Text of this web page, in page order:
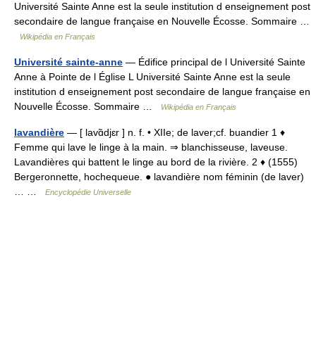
Université Sainte Anne est la seule institution d enseignement post
secondaire de langue française en Nouvelle Écosse. Sommaire …
Wikipédia en Français
Université sainte-anne — Édifice principal de l Université Sainte
Anne à Pointe de l Église L Université Sainte Anne est la seule
institution d enseignement post secondaire de langue française en
Nouvelle Écosse. Sommaire …
Wikipédia en Français
lavandière — [ lavɑ̃djɛr ] n. f. • XIIe; de laver;cf. buandier 1 ♦
Femme qui lave le linge à la main. ⇒ blanchisseuse, laveuse.
Lavandières qui battent le linge au bord de la rivière. 2 ♦ (1555)
Bergeronnette, hochequeue. ● lavandière nom féminin (de laver)
Encyclopédie Universelle